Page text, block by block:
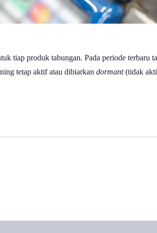
tiap produk tabungan. Pada periode terbaru
tetap aktif atau dibiarkan dormant (tidak